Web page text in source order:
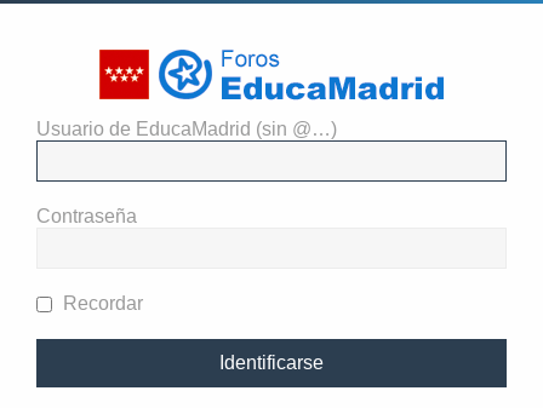
Usuario de EducaMadrid (sin @…)
Contraseña
Recordar